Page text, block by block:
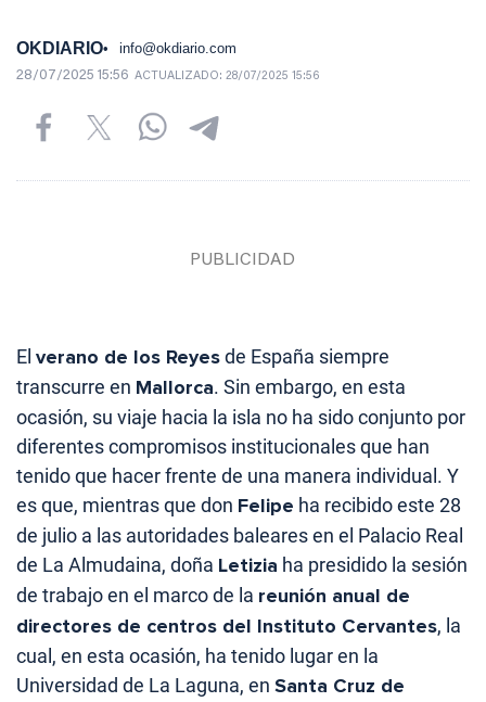
OKDIARIO info@okdiario.com
28/07/2025 15:56 ACTUALIZADO: 28/07/2025 15:56
El verano de los Reyesde España siempre
transcurre en Mallorca. Sin embargo, en esta
ocasión, su viaje hacia la isla no ha sido conjunto por
diferentes compromisos institucionales que han
tenido que hacer frente de una manera individual. Y
es que, mientras que don Felipe ha recibido este 28
de julio a las autoridades baleares en el Palacio Real
de La Almudaina, doña Letizia ha presidido la sesión
de trabajo en el marco de la reunión anual de
directores de centros del Instituto Cervantes, la
cual, en esta ocasión, ha tenido lugar en la
Universidad de La Laguna, en Santa Cruz de